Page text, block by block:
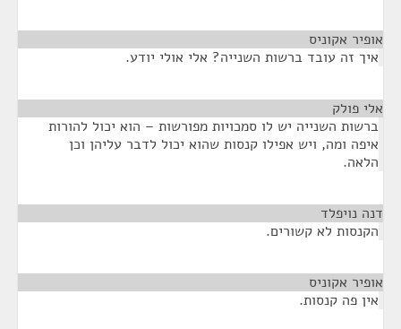
אופיר אקוניס
איך זה עובד ברשות השנייה? אלי אולי יודע.
אלי פולק
ברשות השנייה יש לו סמכויות מפורשות – הוא יכול להורות
איפה ומה, ויש אפילו קנסות שהוא יכול לדבר עליהן וכן
הלאה.
דנה נויפלד
הקנסות לא קשורים.
אופיר אקוניס
אין פה קנסות.